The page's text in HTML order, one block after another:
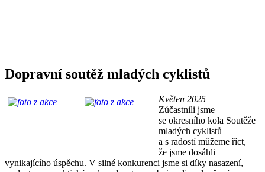
Dopravní soutěž mladých cyklistů
Květen 2025
Zúčastnili jsme
se okresního kola Soutěže
mladých cyklistů
a s radostí můžeme říct,
že jsme dosáhli
vynikajícího úspěchu. V silné konkurenci jsme si díky nasazení,